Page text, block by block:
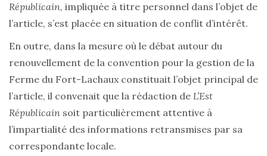
Républicain, impliquée à titre personnel dans l’objet de
l’article, s’est placée en situation de conflit d’intérêt.
En outre, dans la mesure où le débat autour du
renouvellement de la convention pour la gestion de la
Ferme du Fort-Lachaux constituait l’objet principal de
l’article, il convenait que la rédaction de L’Est
Républicain soit particulièrement attentive à
l’impartialité des informations retransmises par sa
correspondante locale.